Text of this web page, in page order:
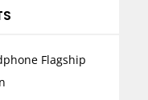
Flagship